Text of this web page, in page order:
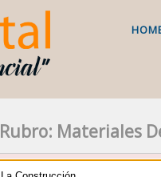
Rubro: Materiales